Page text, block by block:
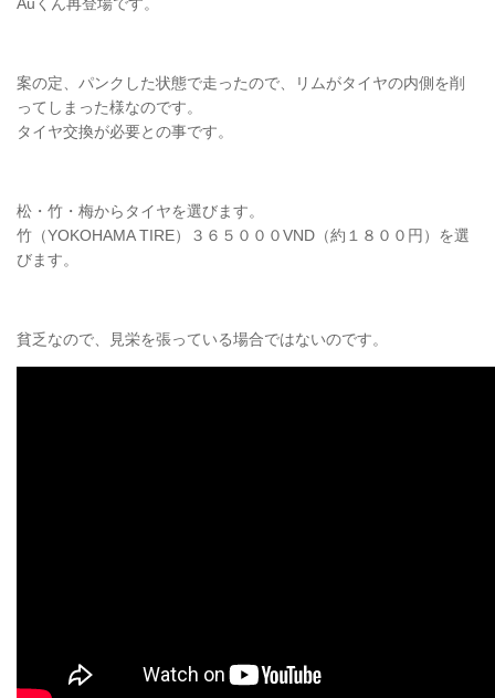
案の定、パンクした状態で走ったので、リムがタイヤの内側を削
ってしまった様なのです。
タイヤ交換が必要との事です。
松・竹・梅からタイヤを選びます。
竹（YOKOHAMA TIRE）３６５０００VND（約１８００円）を選
びます。
貧乏なので、見栄を張っている場合ではないのです。